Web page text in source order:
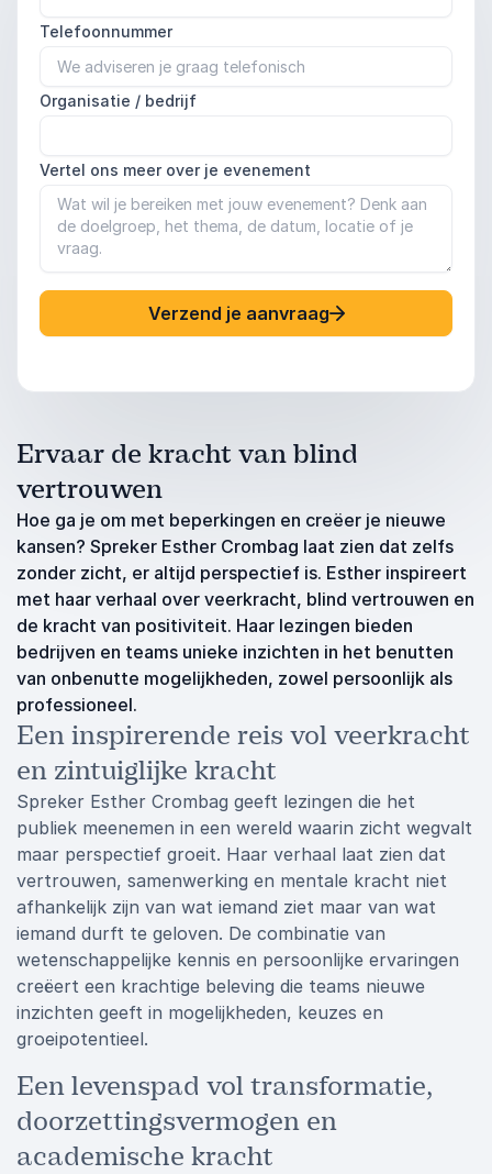
Telefoonnummer
Organisatie / bedrijf
Vertel ons meer over je evenement
Verzend je aanvraag
Ervaar de kracht van blind
vertrouwen
Hoe ga je om met beperkingen en creëer je nieuwe
kansen? Spreker Esther Crombag laat zien dat zelfs
zonder zicht, er altijd perspectief is. Esther inspireert
met haar verhaal over veerkracht, blind vertrouwen en
de kracht van positiviteit. Haar lezingen bieden
bedrijven en teams unieke inzichten in het benutten
van onbenutte mogelijkheden, zowel persoonlijk als
professioneel.
Een inspirerende reis vol veerkracht
en zintuiglijke kracht
Spreker Esther Crombag geeft lezingen die het
publiek meenemen in een wereld waarin zicht wegvalt
maar perspectief groeit. Haar verhaal laat zien dat
vertrouwen, samenwerking en mentale kracht niet
afhankelijk zijn van wat iemand ziet maar van wat
iemand durft te geloven. De combinatie van
wetenschappelijke kennis en persoonlijke ervaringen
creëert een krachtige beleving die teams nieuwe
inzichten geeft in mogelijkheden, keuzes en
groeipotentieel.
Een levenspad vol transformatie,
doorzettingsvermogen en
academische kracht